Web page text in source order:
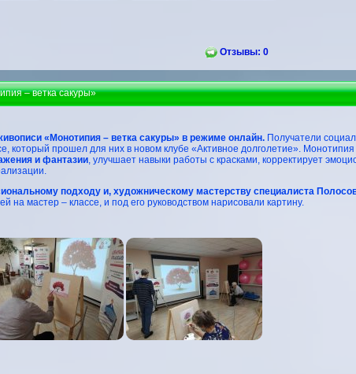
Отзывы: 0
– ветка сакуры»
«Монотипия – ветка сакуры» в режиме онлайн.Получатели
который прошел для них в новом клубе «Активное долголетие». Монотипия
и фантазии, улучшает навыки работы с красками, корректирует
подходу и, художническому мастерству специалиста
на мастер – классе, и под его руководством нарисовали картину.